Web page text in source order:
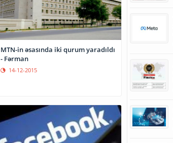
MTN-in əsasında iki qurum yaradıldı
- Fərman
14-12-2015